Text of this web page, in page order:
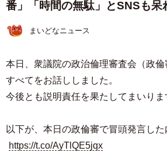
番」「時間の無駄」とSNSも呆
まいどなニュース
本日、衆議院の政治倫理審査会（政
すべてをお話ししました。
今後とも説明責任を果たしてまいりま
以下が、本日の政倫審で冒頭発言した
https://t.co/AyTlQE5jqx